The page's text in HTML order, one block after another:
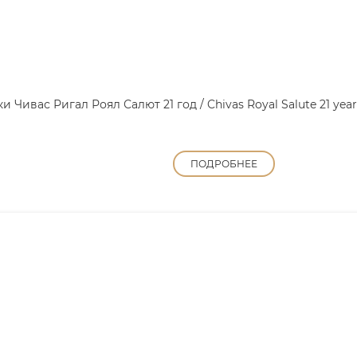
Чивас Ригал Роял Салют 21 год / Chivas Royal Salute 21
ПОДРОБНЕЕ